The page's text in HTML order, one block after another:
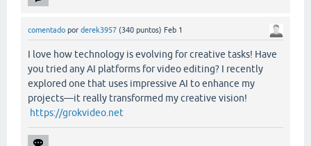
comentado por derek3957 (340 puntos) Feb 1
I love how technology is evolving for creative tasks! Have
you tried any AI platforms for video editing? I recently
explored one that uses impressive AI to enhance my
projects—it really transformed my creative vision!
https://grokvideo.net